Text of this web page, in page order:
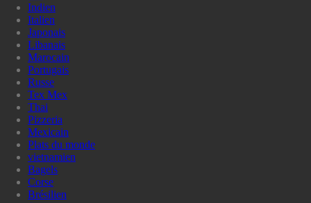
Indien
Italien
Japonais
Libanais
Marocain
Portugais
Russe
Tex Mex
Thai
Pizzeria
Mexicain
Plats du monde
vietnamien
Bagels
Corse
Brésilien